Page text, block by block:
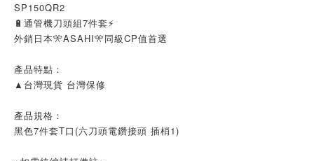
SP150QR2
🔋通管機刀頭組7件套⚡
外銷日本🎌ASAHI🎌同級CP值首選
產品特點：
▲台灣現貨 台灣保修
產品規格：
黑色7件套T口(六刀頭電鑽接頭 插梢1)